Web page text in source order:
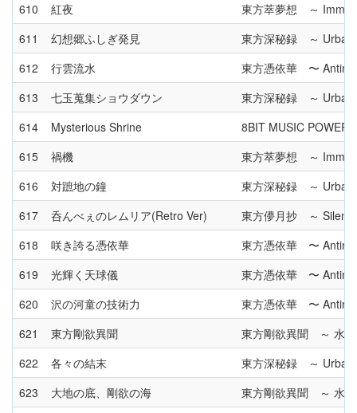
610
紅夜
東方萃夢想 ～
611
幻想郷ふしぎ発見
東方深秘録 ～ Urban
612
行雲流水
東方憑依華 〜
613
七玉蒐集ショウダウン
東方深秘録 ～ Urban
614
Mysterious Shrine
8BIT MUSIC POWER
615
禍機
東方萃夢想 ～
616
対蹠地の鐘
東方深秘録 ～ Urban
617
呑んべぇのレムリア(Retro Ver)
東方儚月抄 ～ Silent
618
咲き誇る憑依華
東方憑依華 〜
619
光輝く天球儀
東方憑依華 〜
620
沢の河童の技術力
東方憑依華 〜
621
東方剛欲異聞
東方剛欲異聞 ～ 水
622
各々の結末
東方深秘録 ～ Urban
623
大地の底、剛欲の海
東方剛欲異聞 ～ 水